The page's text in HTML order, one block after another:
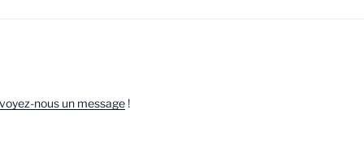
nous un message!